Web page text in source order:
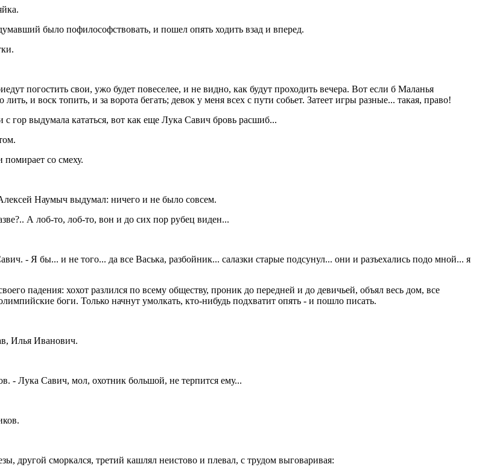
было пофилософствовать, и пошел опять ходить взад и вперед.
погостить свои, ужо будет повеселее, и не видно, как будут проходить вечера. Вот если б Маланья
и воск топить, и за ворота бегать; девок у меня всех с пути собьет. Затеет игры разные... такая, право!
гор выдумала кататься, вот как еще Лука Савич бровь расшиб...
со смеху.
Наумыч выдумал: ничего и не было совсем.
А лоб-то, лоб-то, вон и до сих пор рубец виден...
- Я бы... и не того... да все Васька, разбойник... салазки старые подсунул... они и разъехались подо мной... я
падения: хохот разлился по всему обществу, проник до передней и до девичьей, объял весь дом, все
боги. Только начнут умолкать, кто-нибудь подхватит опять - и пошло писать.
Илья Иванович.
- Лука Савич, мол, охотник большой, не терпится ему...
другой сморкался, третий кашлял неистово и плевал, с трудом выговаривая: